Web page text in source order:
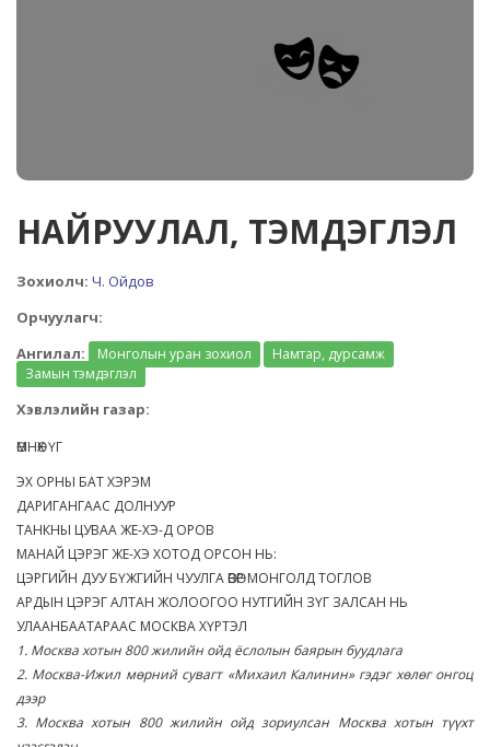
НАЙРУУЛАЛ, ТЭМДЭГЛЭЛ
Зохиолч: Ч. Ойдов
Орчуулагч:
Ангилал:
Монголын уран зохиол
Намтар, дурсамж
Замын тэмдэглэл
Хэвлэлийн газар:
ӨМНӨХ ҮГ
ЭХ ОРНЫ БАТ ХЭРЭМ
ДАРИГАНГААС ДОЛНУУР
ТАНКНЫ ЦУВАА ЖЕ-ХЭ-Д ОРОВ
МАНАЙ ЦЭРЭГ ЖЕ-ХЭ ХОТОД ОРСОН НЬ:
ЦЭРГИЙН ДУУ БҮЖГИЙН ЧУУЛГА ӨВӨР МОНГОЛД ТОГЛОВ
АРДЫН ЦЭРЭГ АЛТАН ЖОЛООГОО НУТГИЙН ЗҮГ ЗАЛСАН НЬ
УЛААНБААТАРААС МОСКВА ХҮРТЭЛ
1. Москва хотын 800 жилийн ойд ёслолын баярын буудлага
2. Москва-Ижил мөрний сувагт «Михаил Калинин» гэдэг хөлөг онгоц
дээр
3. Москва хотын 800 жилийн ойд зориулсан Москва хотын түүхт